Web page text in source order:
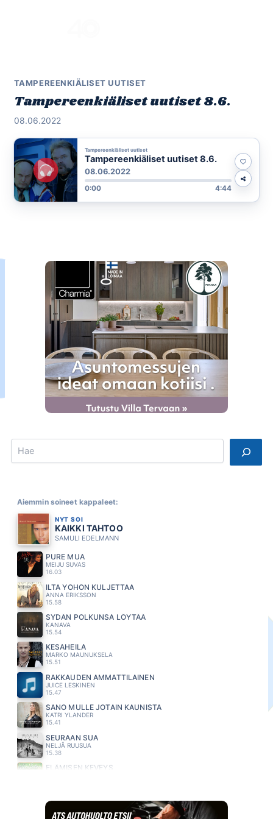
TAMPEREENKIÄLISET UUTISET
Tampereenkiäliset uutiset 8.6.
08.06.2022
Tampereenkiäliset uutiset
Tampereenkiäliset uutiset 8.6.
08.06.2022
0:00 4:44
Search
Aiemmin soineet kappaleet:
NYT SOI
KAIKKI TAHTOO
SAMULI EDELMANN
PURE MUA
MEIJU SUVAS
16.03
ILTA YÖHÖN KULJETTAA
ANNA ERIKSSON
15.58
SYDÄN POLKUNSA LÖYTÄÄ
KANAVA
15.54
KESAHEILA
MARKO MAUNUKSELA
15.51
RAKKAUDEN AMMATTILAINEN
JUICE LESKINEN
15.47
SANO MULLE JOTAIN KAUNISTA
KATRI YLANDER
15.41
SEURAAN SUA
NELJÄ RUUSUA
15.38
ELÄMISEN KEVEYS
ANSSI KELA
15.30